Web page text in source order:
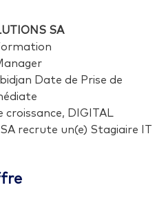
SA
Date de Prise de
croissance, DIGITAL
recrute un(e) Stagiaire IT